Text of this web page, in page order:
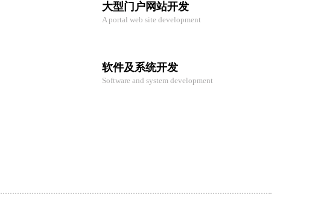
大型门户网站开发
A portal web site development
软件及系统开发
Software and system development